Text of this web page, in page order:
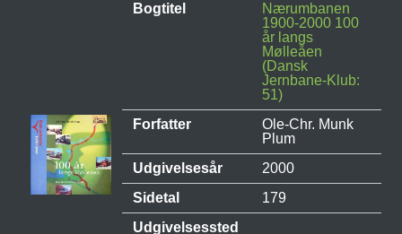
Bogtitel
Nærumbanen
1900-2000 100
år langs
Mølleåen
(Dansk
Jernbane-Klub:
51)
Forfatter
Ole-Chr. Munk
Plum
Udgivelsesår
2000
Sidetal
179
Udgivelsessted